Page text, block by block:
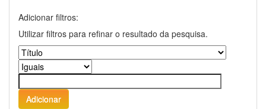
Adicionar filtros:
Utilizar filtros para refinar o resultado da pesquisa.